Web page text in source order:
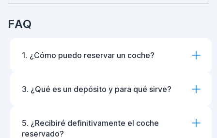
FAQ
1. ¿Cómo puedo reservar un coche?
3. ¿Qué es un depósito y para qué sirve?
5. ¿Recibiré definitivamente el coche
reservado?